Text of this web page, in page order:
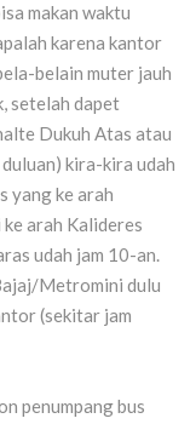
makan waktu
karena kantor
belain muter jauh
setelah dapet
Dukuh Atas atau
kira-kira udah
yang ke arah
arah Kalideres
udah jam 10-an.
Metromini dulu
(sekitar jam
penumpang bus